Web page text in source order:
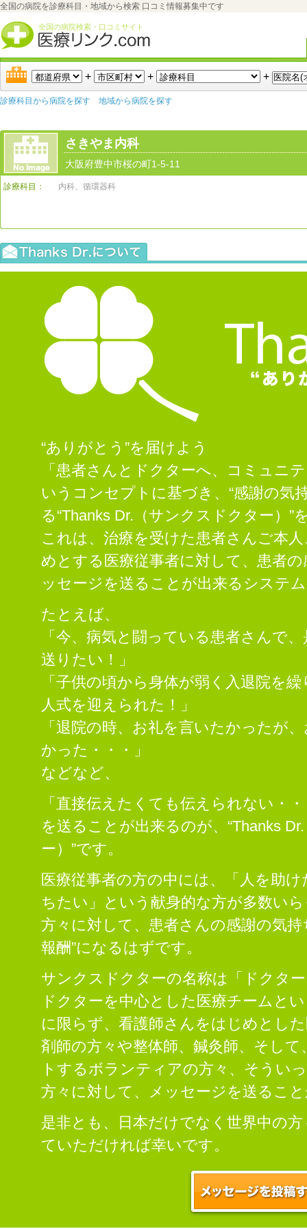
全国の病院を診療科目・地域から検索 口コミ情報募集中です
全国の病院検索・口コミサイト
+ + +
診療科目から病院を探す 地域から病院を探す
さきやま内科
大阪府豊中市桜の町1-5-11
診療科目： 内科、循環器科
Thanks Dr. ありがとう、がんばれを届けよう
“ありがとう”を届けよう
「患者さんとドクターへ、コミュニ
いうコンセプトに基づき、“感謝の気
る“Thanks Dr.（サンクスドクター）”
これは、治療を受けた患者さんご本
めとする医療従事者に対して、患者
ッセージを送ることが出来るシステ
たとえば、
「今、病気と闘っている患者さんで
送りたい！」
「子供の頃から身体が弱く入退院を
人式を迎えられた！」
「退院の時、お礼を言いたかったが
かった・・・」
などなど、
「直接伝えたくても伝えられない・
を送ることが出来るのが、“Thanks
ー）”です。
医療従事者の方の中には、「人を助
ちたい」という献身的な方が多数い
方々に対して、患者さんの感謝の気
報酬”になるはずです。
サンクスドクターの名称は「ドクタ
ドクターを中心とした医療チームと
に限らず、看護師さんをはじめとし
剤師の方々や整体師、鍼灸師、そし
トするボランティアの方々、そうい
方々に対して、メッセージを送るこ
是非とも、日本だけでなく世界中の
ていただければ幸いです。
この医院へメッセージを投